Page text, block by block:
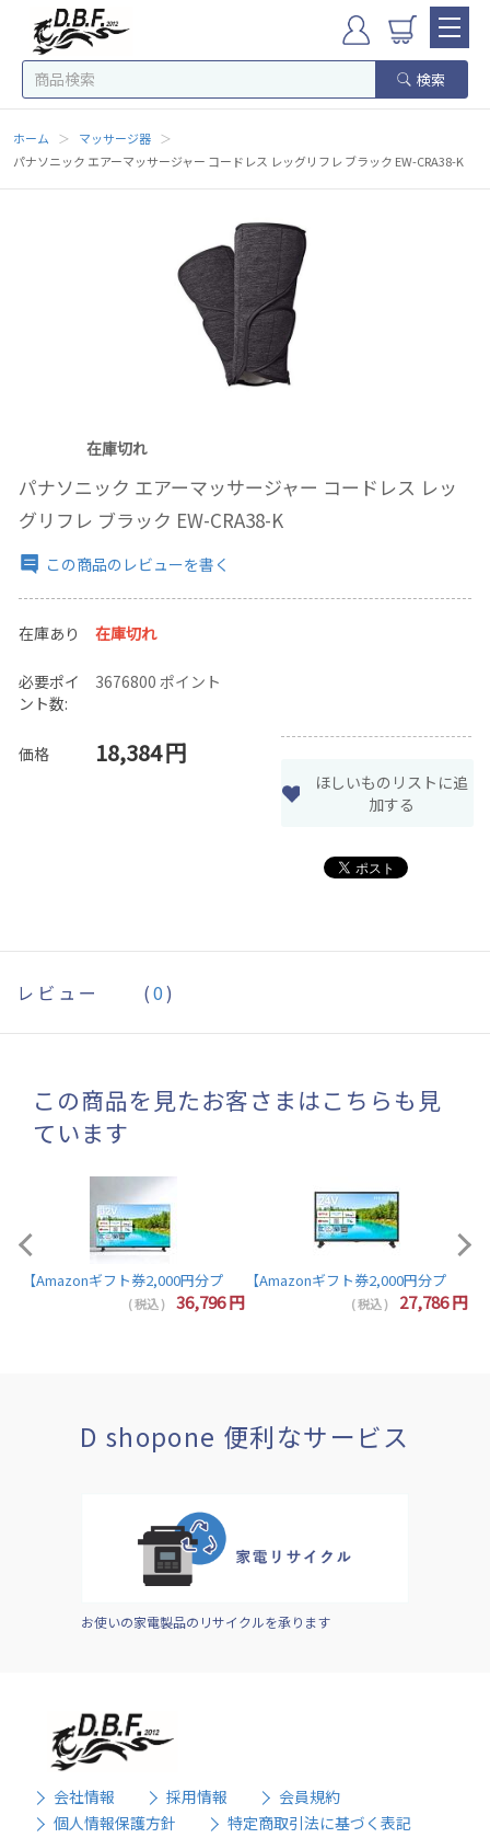
検索
ホーム ＞ マッサージ器 ＞
パナソニック エアーマッサージャー コードレス レッグリフレ ブラック EW-CRA38-K
在庫切れ
パナソニック エアーマッサージャー コードレス レッ
グリフレ ブラック EW-CRA38-K
この商品のレビューを書く
在庫あり 在庫切れ
必要ポイ
ント数:
3676800 ポイント
価格 18,384円
ほしいものリストに追
加する
レビュー (0)
この商品を見たお客さまはこちらも見
ています
【Amazonギフト券2,000円分プレゼント】東芝 レグザ テレビ 32インチ
( 税込 ) 36,796円 ( 税込 ) 27,786円
D shopone 便利なサービス
お使いの家電製品のリサイクルを承ります
会社情報 採用情報
会員規約
個人情報保護方針
特定商取引法に基づく表記